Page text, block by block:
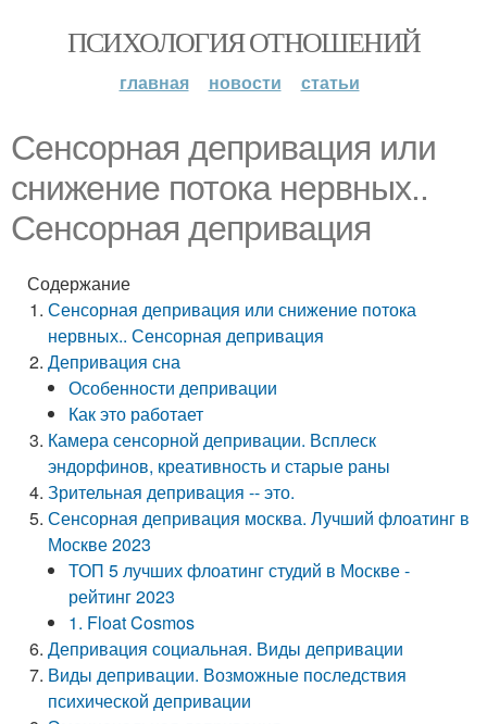
ПСИХОЛОГИЯ ОТНОШЕНИЙ
главная новости статьи
Сенсорная депривация или
снижение потока нервных..
Сенсорная депривация
Содержание
Сенсорная депривация или снижение потока
нервных.. Сенсорная депривация
Депривация сна
Особенности депривации
Как это работает
Камера сенсорной депривации. Всплеск
эндорфинов, креативность и старые раны
Зрительная депривация -- это.
Сенсорная депривация москва. Лучший флоатинг в
Москве 2023
ТОП 5 лучших флоатинг студий в Москве -
рейтинг 2023
1. Float Cosmos
Депривация социальная. Виды депривации
Виды депривации. Возможные последствия
психической депривации